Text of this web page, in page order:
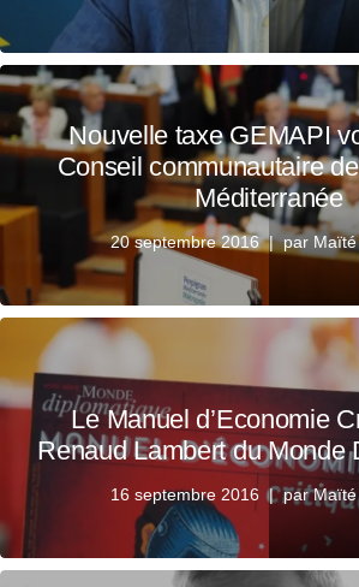
Nouvelle taxe GEMAPI
Conseil communautaire
Méditerranée
20 septembre 2016 par
Le Manuel d’Economie
Renaud Lambert du Monde
16 septembre 2016 parMaïté